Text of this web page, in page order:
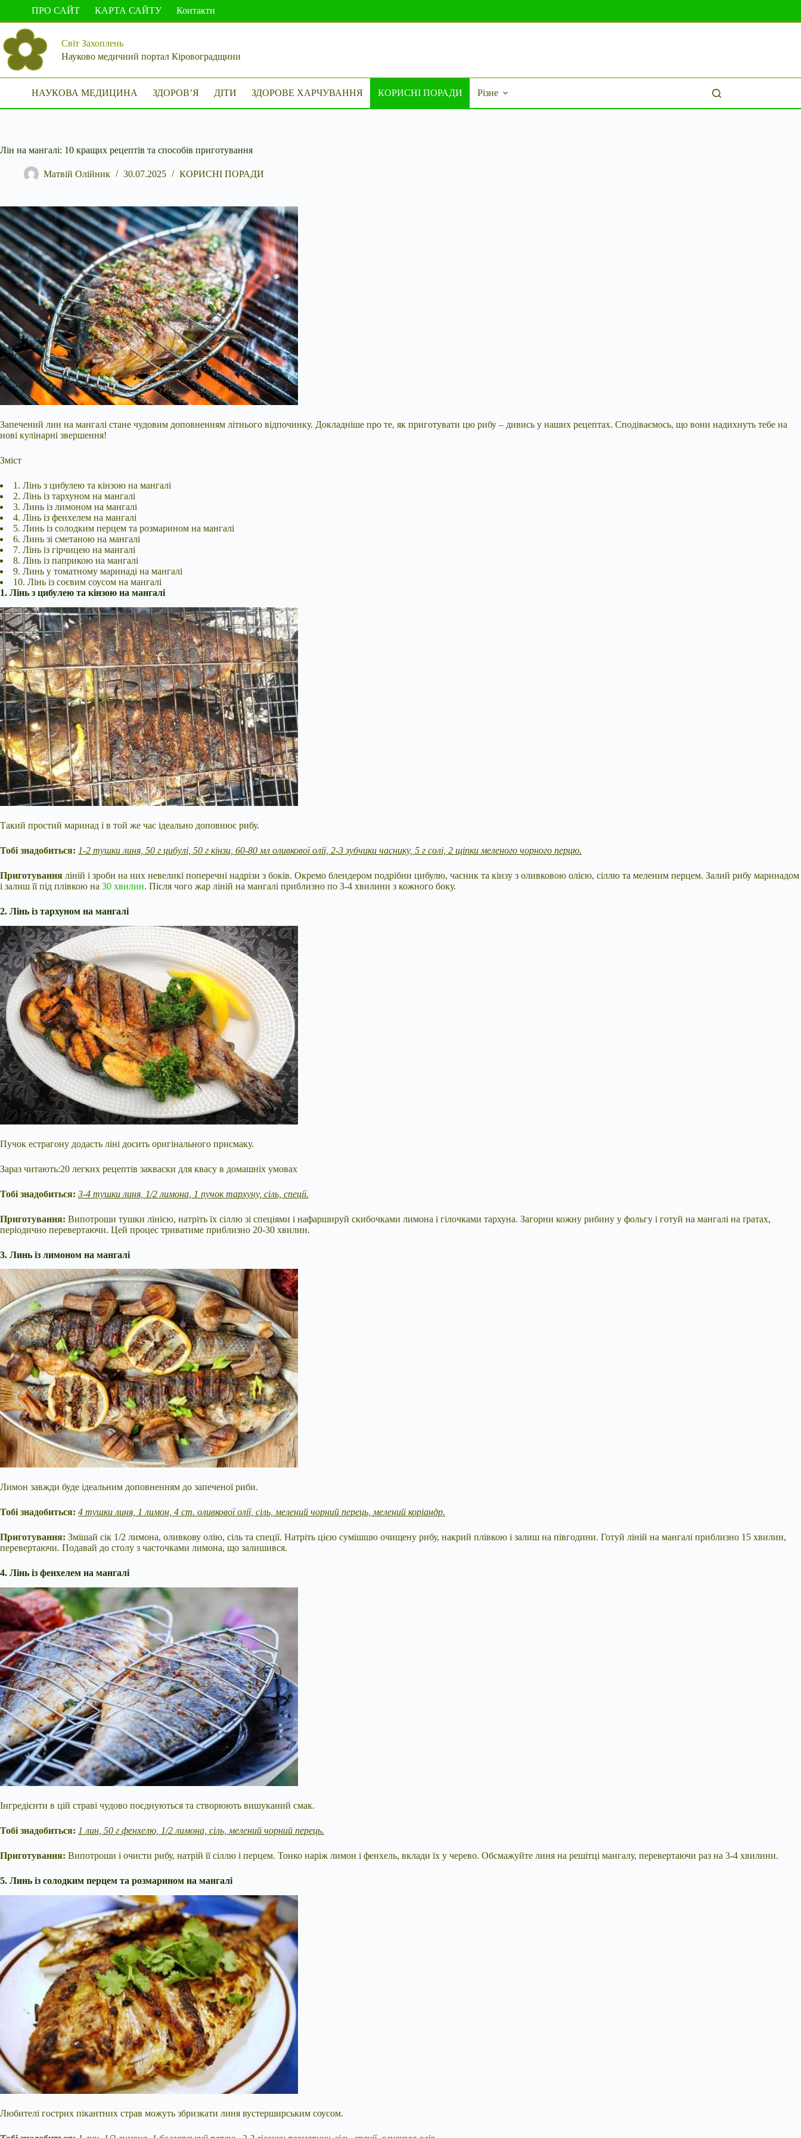
вмісту
ПРО САЙТ КАРТА САЙТУ Контакти
Світ Захоплень
Науково медичний портал Кіровоградщини
НАУКОВА МЕДИЦИНА ЗДОРОВ’Я ДІТИ ЗДОРОВЕ ХАРЧУВАННЯ КОРИСНІ ПОРАДИ Різне
Лін на мангалі: 10 кращих рецептів та способів приготування
Матвій Олійник 30.07.2025 КОРИСНІ ПОРАДИ
Запечений лин на мангалі стане чудовим доповненням літнього відпочинку. Докладніше про те, як приготувати цю рибу – дивись у наших рецептах. Сподіваємось, що вони надихнуть тебе на
нові кулінарні звершення!
Зміст
1. Лінь з цибулею та кінзою на мангалі
2. Лінь із тархуном на мангалі
3. Линь із лимоном на мангалі
4. Лінь із фенхелем на мангалі
5. Линь із солодким перцем та розмарином на мангалі
6. Линь зі сметаною на мангалі
7. Лінь із гірчицею на мангалі
8. Лінь із паприкою на мангалі
9. Линь у томатному маринаді на мангалі
10. Лінь із соєвим соусом на мангалі
1. Лінь з цибулею та кінзою на мангалі
Такий простий маринад і в той же час ідеально доповнює рибу.
Тобі знадобиться: 1-2 тушки линя, 50 г цибулі, 50 г кінзи, 60-80 мл оливкової олії, 2-3 зубчики часнику, 5 г солі, 2 щіпки меленого чорного перцю.
Приготування ліній і зроби на них невеликі поперечні надрізи з боків. Окремо блендером подрібни цибулю, часник та кінзу з оливковою олією, сіллю та меленим перцем. Залий рибу маринадом
і залиш її під плівкою на 30 хвилин. Після чого жар ліній на мангалі приблизно по 3-4 хвилини з кожного боку.
2. Лінь із тархуном на мангалі
Пучок естрагону додасть ліні досить оригінального присмаку.
Зараз читають:20 легких рецептів закваски для квасу в домашніх умовах
Тобі знадобиться: 3-4 тушки линя, 1/2 лимона, 1 пучок тархуну, сіль, спеції.
Приготування: Випотроши тушки лінією, натріть їх сіллю зі спеціями і нафаршируй скибочками лимона і гілочками тархуна. Загорни кожну рибину у фольгу і готуй на мангалі на ґратах,
періодично перевертаючи. Цей процес триватиме приблизно 20-30 хвилин.
3. Линь із лимоном на мангалі
Лимон завжди буде ідеальним доповненням до запеченої риби.
Тобі знадобиться: 4 тушки линя, 1 лимон, 4 ст. оливкової олії, сіль, мелений чорний перець, мелений коріандр.
Приготування: Змішай сік 1/2 лимона, оливкову олію, сіль та спеції. Натріть цією сумішшю очищену рибу, накрий плівкою і залиш на півгодини. Готуй ліній на мангалі приблизно 15 хвилин,
перевертаючи. Подавай до столу з часточками лимона, що залишився.
4. Лінь із фенхелем на мангалі
Інгредієнти в цій страві чудово поєднуються та створюють вишуканий смак.
Тобі знадобиться: 1 лин, 50 г фенхелю, 1/2 лимона, сіль, мелений чорний перець.
Приготування: Випотроши і очисти рибу, натрій її сіллю і перцем. Тонко наріж лимон і фенхель, вклади їх у черево. Обсмажуйте линя на решітці мангалу, перевертаючи раз на 3-4 хвилини.
5. Линь із солодким перцем та розмарином на мангалі
Любителі гострих пікантних страв можуть збризкати линя вустерширським соусом.